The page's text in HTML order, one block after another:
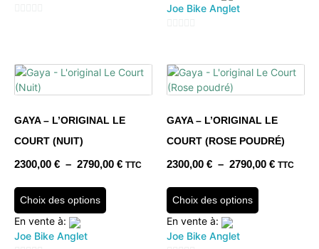
Joe Bike Anglet
5
GAYA – L’ORIGINAL LE
COURT (NUIT)
2300,00 € – 2790,00 € TTC
Choix des options
En vente à:
Joe Bike Anglet
GAYA – L’ORIGINAL LE
COURT (ROSE POUDRÉ)
2300,00 € – 2790,00 € TTC
Choix des options
En vente à:
Joe Bike Anglet